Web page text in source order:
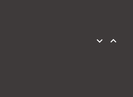
 